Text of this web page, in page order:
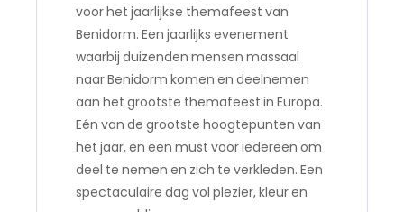
voor het jaarlijkse themafeest van
Benidorm. Een jaarlijks evenement
waarbij duizenden mensen massaal
naar Benidorm komen en deelnemen
aan het grootste themafeest in Europa.
Eén van de grootste hoogtepunten van
het jaar, en een must voor iedereen om
deel te nemen en zich te verkleden. Een
spectaculaire dag vol plezier, kleur en